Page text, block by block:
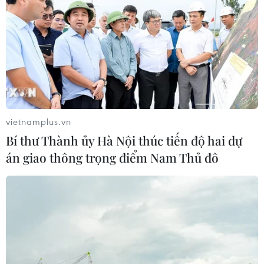
ASEAN Cup 2026: Indonesia tổn thất
lực lượng trước trận quyết đấu tuyển
Việt Nam
03/08/2026 07:21
Xem thêm
Phó Tổng Biên tập: NGUYỄN THỊ TÁM, KHÚC THANH
vietnamplus.vn
Bí thư Thành ủy Hà Nội thúc tiến độ hai dự
án giao thông trọng điểm Nam Thủ đô